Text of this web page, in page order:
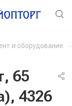
и оборудование
65
4326